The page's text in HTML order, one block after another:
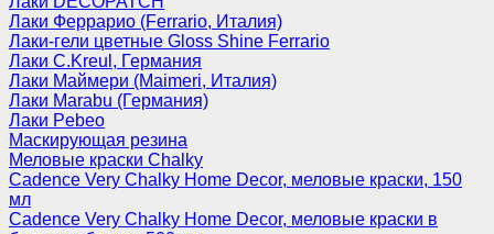
Лаки Феррарио (Ferrario, Италия)
Лаки-гели цветные Gloss Shine Ferrario
Лаки C.Kreul, Германия
Лаки Маймери (Maimeri, Италия)
Лаки Marabu (Германия)
Лаки Pebeo
Маскирующая резина
Меловые краски Chalky
Cadence Very Chalky Home Decor, меловые краски, 150
мл
Cadence Very Chalky Home Decor, меловые краски в